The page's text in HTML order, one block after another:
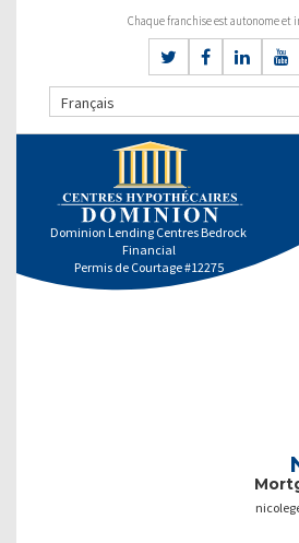
Chaque franchise est autonome et
Français
Dominion Lending Centres Bedrock
Financial
Permis de Courtage #12275